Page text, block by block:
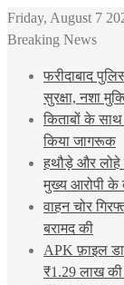
Friday, August 7
Breaking News
फरीदाबाद
सुरक्षा, नशा
किताबों के साथ
किया जागरूक
हथौड़े और लोहे
मुख्य आरोपी के
वाहन चोर
बरामद की
APK फ़ाइल
₹1.29 लाख की